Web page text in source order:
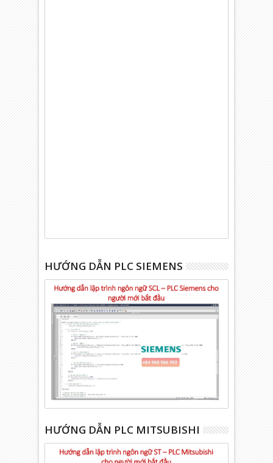
HƯỚNG DẪN PLC SIEMENS
HƯỚNG DẪN PLC MITSUBISHI